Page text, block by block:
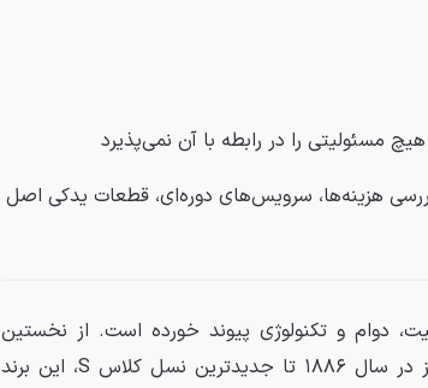
هیچ مسئولیتی را در رابطه با آن نمی‌پذیرد
هزینه‌ها، سرویس‌های دوره‌ای، قطعات یدکی اصل
دوام و تکنولوژی پیوند خورده است. از نخستین
خودروهای بنزینی ساخته‌شده توسط کارل بنز در سال ۱۸۸۶ تا جدیدترین نسل کلاس S، این برند